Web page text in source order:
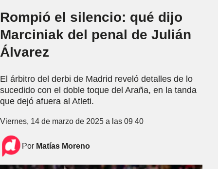
Rompió el silencio: qué dijo
Marciniak del penal de Julián
Álvarez
El árbitro del derbi de Madrid reveló detalles de lo
sucedido con el doble toque del Araña, en la tanda
que dejó afuera al Atleti.
Viernes, 14 de marzo de 2025 a las 09 40
Por Matías Moreno